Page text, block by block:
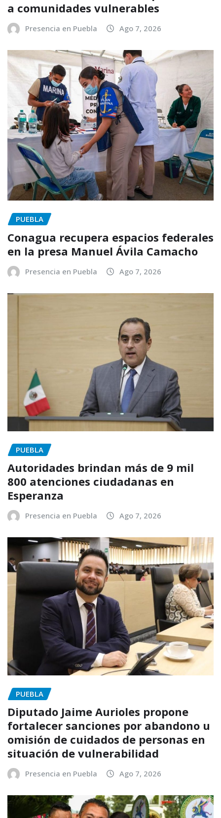
a comunidades vulnerables
Presencia en Puebla Ago 7, 2026
PUEBLA
Conagua recupera espacios federales
en la presa Manuel Ávila Camacho
Presencia en Puebla Ago 7, 2026
PUEBLA
Autoridades brindan más de 9 mil
800 atenciones ciudadanas en
Esperanza
Presencia en Puebla Ago 7, 2026
PUEBLA
Diputado Jaime Aurioles propone
fortalecer sanciones por abandono u
omisión de cuidados de personas en
situación de vulnerabilidad
Presencia en Puebla Ago 7, 2026